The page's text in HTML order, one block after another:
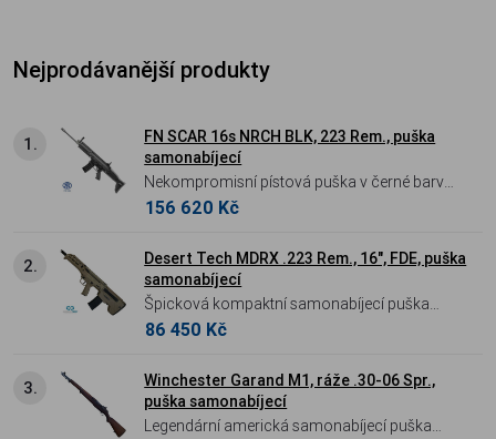
Nejprodávanější produkty
1.
FN SCAR 16s NRCH BLK, 223 Rem., puška
samonabíjecí
Nekompromisní pístová puška v černé barvě.
FN SCAR 16S NRCH nabízí legendární
systém nerecyklované natahovací páky pro
maximální bezpečnost a ergonomii.
156 620 Kč
2.
Desert Tech MDRX .223 Rem., 16", FDE, puška
samonabíjecí
Špicková kompaktní samonabíjecí puška
koncepce bull-pup ráži 223 Remington v
86 450 Kč
3.
Winchester Garand M1, ráže .30-06 Spr.,
puška samonabíjecí
Legendární americká samonabíjecí puška